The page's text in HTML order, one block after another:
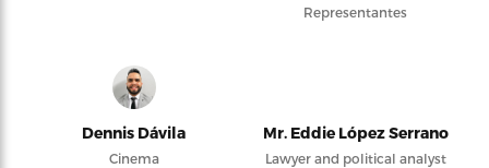
Representantes
Dennis Dávila
Cinema
Mr. Eddie López Serrano
Lawyer and political analyst